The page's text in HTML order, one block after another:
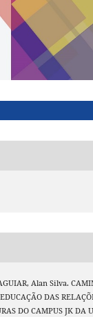
Alan Silva.
DAS
DO CAMPUS JK DA